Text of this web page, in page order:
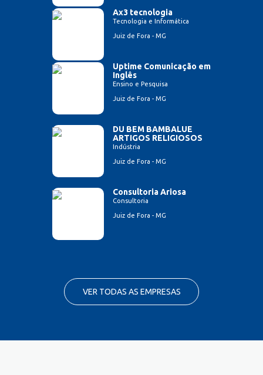
Ax3 tecnologia
Tecnologia e Informática
Juiz de Fora - MG
Uptime Comunicação em
Inglês
Ensino e Pesquisa
Juiz de Fora - MG
DU BEM BAMBALUE
ARTIGOS RELIGIOSOS
Indústria
Juiz de Fora - MG
Consultoria Ariosa
Consultoria
Juiz de Fora - MG
VER TODAS AS EMPRESAS